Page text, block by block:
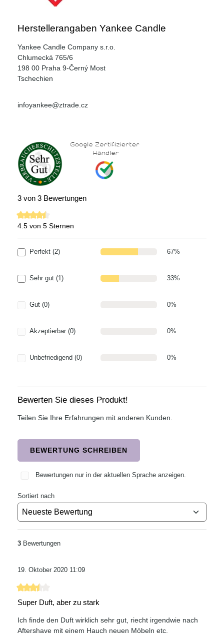
Herstellerangaben Yankee Candle
Yankee Candle Company s.r.o.
Chlumecká 765/6
198 00 Praha 9-Černý Most
Tschechien
infoyankee@ztrade.cz
3 von 3 Bewertungen
Durchschnittliche Bewertung von 4.5 von 5 Sternen
4.5 von 5 Sternen
Perfekt (2) 67%
Sehr gut (1) 33%
Gut (0) 0%
Akzeptierbar (0) 0%
Unbefriedigend (0) 0%
Bewerten Sie dieses Produkt!
Teilen Sie Ihre Erfahrungen mit anderen Kunden.
BEWERTUNG SCHREIBEN
Bewertungen nur in der aktuellen Sprache anzeigen.
Sortiert nach
3 Bewertungen
19. Oktober 2020 11:09
Bewertung mit 3.5 von 5 Sternen
Super Duft, aber zu stark
Ich finde den Duft wirklich sehr gut, riecht irgendwie nach
Aftershave mit einem Hauch neuen Möbeln etc.